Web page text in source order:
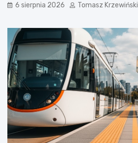
6 sierpnia 2026 Tomasz Krzewiński